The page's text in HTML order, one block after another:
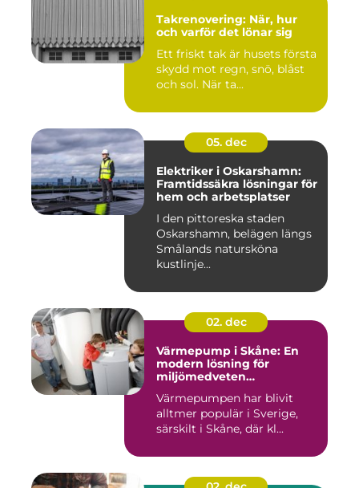
Takrenovering: När, hur
och varför det lönar sig
Ett friskt tak är husets första
skydd mot regn, snö, blåst
och sol. När ta...
05. dec
Elektriker i Oskarshamn:
Framtidssäkra lösningar för
hem och arbetsplatser
I den pittoreska staden
Oskarshamn, belägen längs
Smålands natursköna
kustlinje...
02. dec
Värmepump i Skåne: En
modern lösning för
miljömedveten
Värmepumpen har blivit
alltmer populär i Sverige,
särskilt i Skåne, där kl...